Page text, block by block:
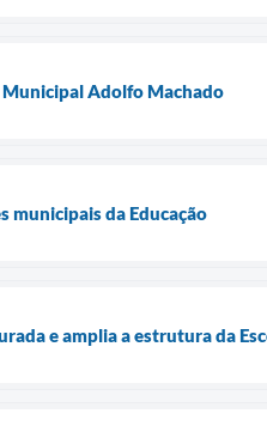
Adolfo Machado
municipais da Educação
e amplia a estrutura da